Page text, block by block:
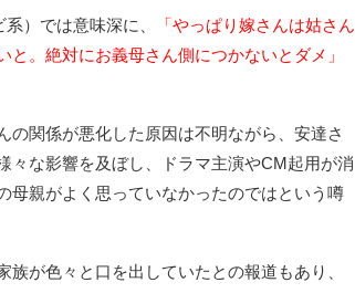
）では意味深に、
「やっぱり嫁さんは姑さん
。絶対にお義母さん側につかないとダメ」
関係が悪化した原因は不明ながら、安達さ
々な影響を及ぼし、ドラマ主演やCM起用が消
母親がよく思っていなかったのではという噂
が色々と口を出していたとの報道もあり、